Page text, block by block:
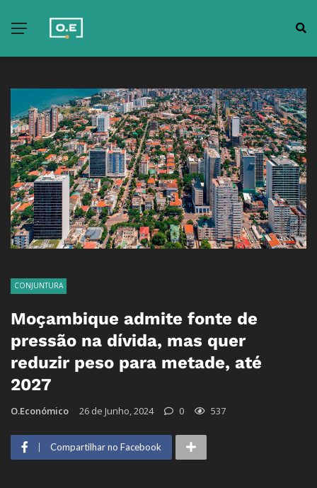
CONJUNTURA
Moçambique admite fonte de
pressão na dívida, mas quer
reduzir peso para metade, até
2027
O.Económico 26 de Junho, 2024 0 537
Compartilhar no Facebook